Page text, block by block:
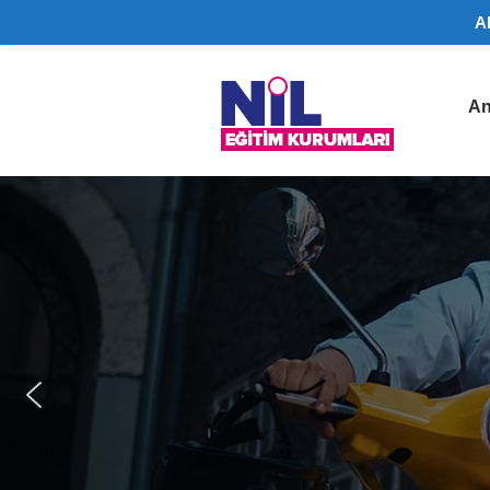
Nil
Eğitim
Kurumları
Lüleburgaz
SRC
Belgesi
Lüleburgaz
bölgesinde